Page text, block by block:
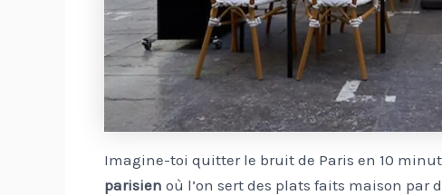
Imagine-toi quitter le bruit de Paris en 10
parisien où l’on sert des plats faits maison par